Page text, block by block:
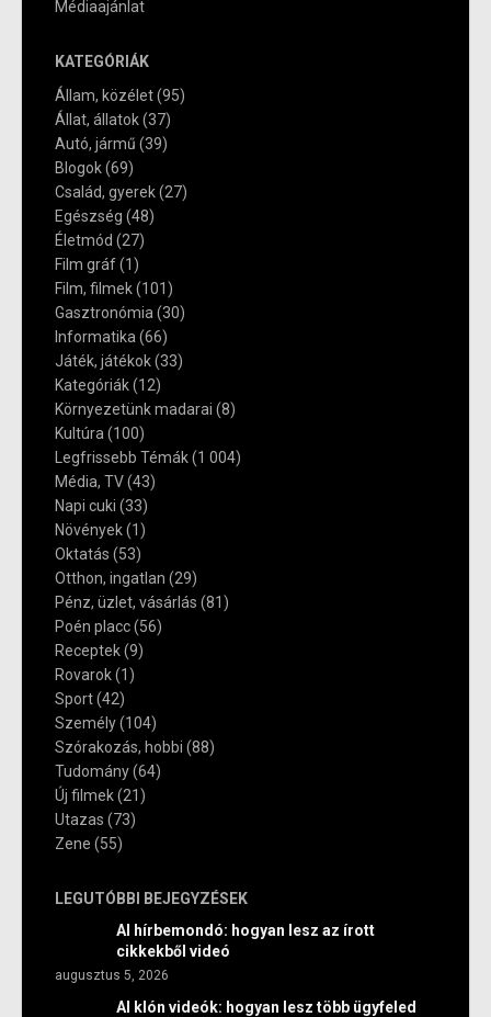
Médiaajánlat
KATEGÓRIÁK
Állam, közélet(95)
Állat, állatok(37)
Autó, jármű (39)
Blogok(69)
Család, gyerek(27)
Egészség (48)
Életmód (27)
Film gráf(1)
Film, filmek(101)
Gasztronómia (30)
Informatika (66)
Játék, játékok(33)
Kategóriák(12)
Környezetünk madarai (8)
Kultúra (100)
Legfrissebb Témák(1 004)
Média, TV(43)
Napi cuki (33)
Növények(1)
Oktatás (53)
Otthon, ingatlan (29)
Pénz, üzlet, vásárlás (81)
Poén placc(56)
Receptek(9)
Rovarok(1)
Sport(42)
Személy(104)
Szórakozás, hobbi (88)
Tudomány(64)
Új filmek(21)
Utazas (73)
Zene (55)
LEGUTÓBBI BEJEGYZÉSEK
AI hírbemondó: hogyan lesz az írott
cikkekből videó
augusztus 5, 2026
AI klón videók: hogyan lesz több ügyfeled